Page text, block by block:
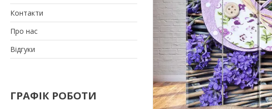
Контакти
Про нас
Відгуки
ГРАФІК РОБОТИ